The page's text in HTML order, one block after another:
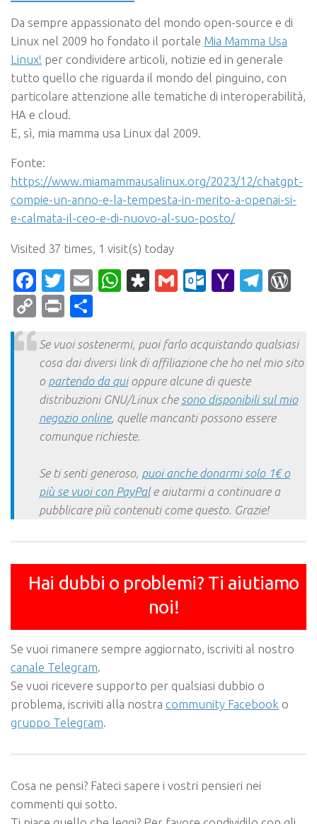
Da sempre appassionato del mondo open-source e di
Linux nel 2009 ho fondato il portale Mia Mamma Usa
Linux! per condividere articoli, notizie ed in generale
tutto quello che riguarda il mondo del pinguino, con
particolare attenzione alle tematiche di interoperabilità,
HA e cloud.
E, sì, mia mamma usa Linux dal 2009.
Fonte:
https://www.miamammausalinux.org/2023/12/chatgpt-
compie-un-anno-e-la-tempesta-in-merito-a-openai-si-
e-calmata-il-ceo-e-di-nuovo-al-suo-posto/
Visited 37 times, 1 visit(s) today
Facebook
Twitter
EmailWhatsApp
Diaspora
Gmail Yahoo
CopyPrint
Se vuoi sostenermi, puoi farlo acquistando qualsiasi
cosa dai diversi link di affiliazione che ho nel mio sito
o partendo da quioppure alcune di queste
distribuzioni GNU/Linux che sono disponibili sul mio
negozio online, quelle mancanti possono essere
comunque richieste.
Se ti senti generoso, puoi anche donarmi solo 1€ o
più se vuoi con PayPale aiutarmi a continuare a
pubblicare più contenuti come questo. Grazie!
Hai dubbi o problemi? Ti aiutiamo
noi!
Se vuoi rimanere sempre aggiornato, iscriviti al nostro
canale Telegram.
Se vuoi ricevere supporto per qualsiasi dubbio o
problema, iscriviti alla nostra community Facebook o
gruppo Telegram.
Cosa ne pensi? Fateci sapere i vostri pensieri nei
commenti qui sotto.